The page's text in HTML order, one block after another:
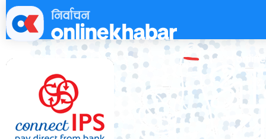
Skip
to
content